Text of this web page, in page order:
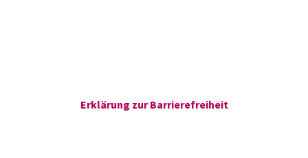
Erklärung zur Barrierefreiheit